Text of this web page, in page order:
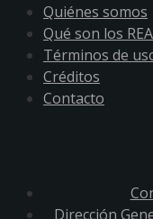
Quiénes somos
Qué son los REA
Términos de
Créditos
Contacto
Dirección